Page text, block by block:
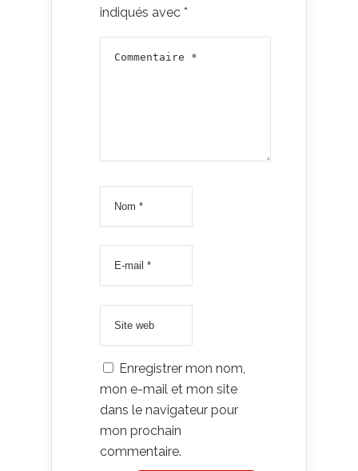
indiqués avec *
Enregistrer mon nom,
mon e-mail et mon site
dans le navigateur pour
mon prochain
commentaire.